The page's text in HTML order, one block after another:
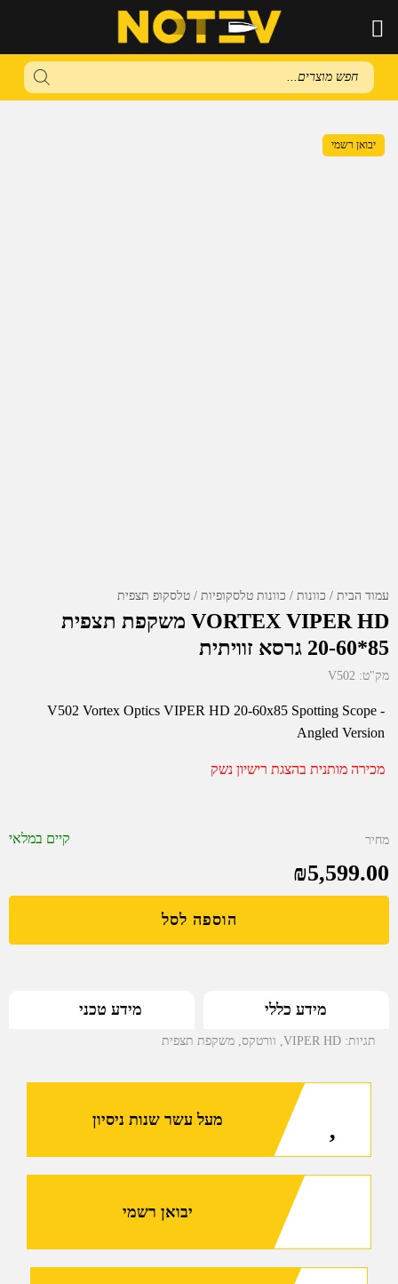
Products
search
עמוד הבית כוונות כוונות טלסקופיות טלסקופ תצפית
VORTEX VIPER HD משקפת תצפית
85*20-60 גרסא זוויתית
מק"ט: V502
V502 Vortex Optics VIPER HD 20-60x85 Spotting Scope -
Angled Version
מכירה מותנית בהצגת רישיון נשק
מחיר
₪5,599.00
קיים במלאי
הוספה לסל
יבואן רשמי
מידע כללי מידע טכני
תגיות: VIPER HD
, וורטקס, משקפת תצפית
מעל עשר שנות ניסיון
יבואן רשמי